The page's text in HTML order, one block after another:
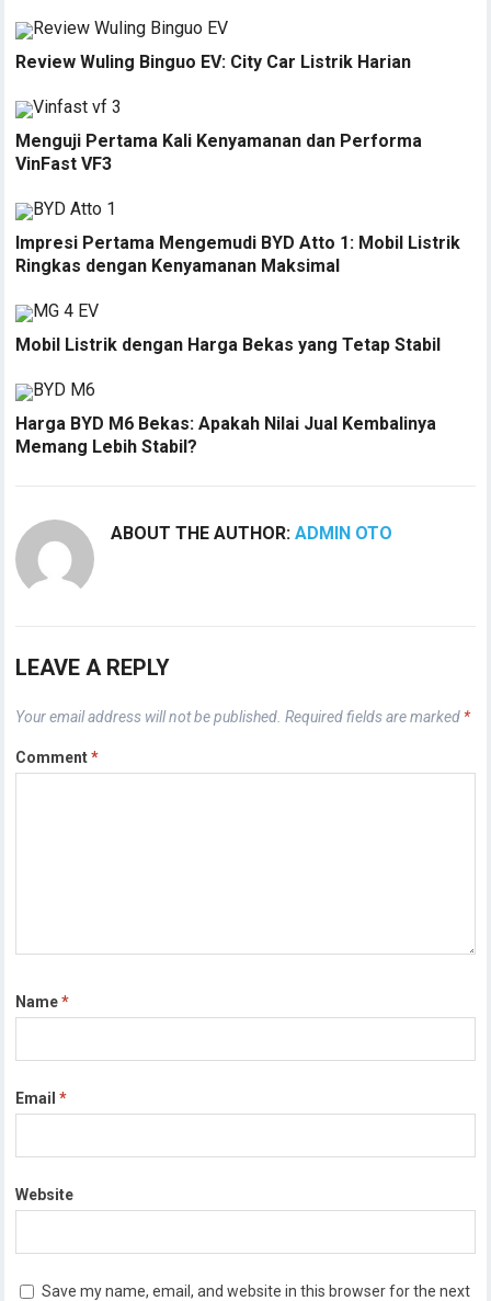
Review Wuling Binguo EV: City Car Listrik Harian
Menguji Pertama Kali Kenyamanan dan Performa
VinFast VF3
Impresi Pertama Mengemudi BYD Atto 1: Mobil Listrik
Ringkas dengan Kenyamanan Maksimal
Mobil Listrik dengan Harga Bekas yang Tetap Stabil
Harga BYD M6 Bekas: Apakah Nilai Jual Kembalinya
Memang Lebih Stabil?
ABOUT THE AUTHOR:ADMIN OTO
LEAVE A REPLY
Your email address will not be published. Required fields are marked *
Comment*
Name*
Email*
Website
Save my name, email, and website in this browser for the next